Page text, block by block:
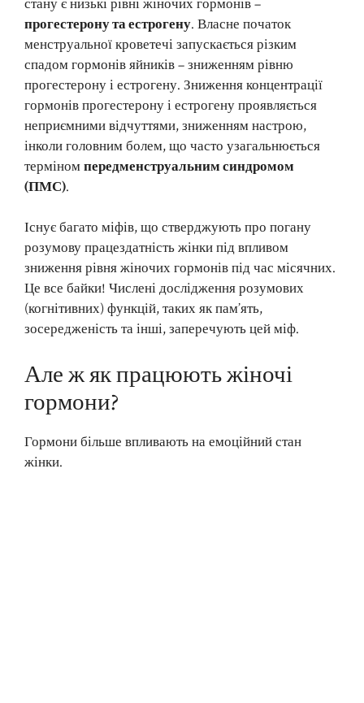
стану є низькі рівні жіночих гормонів –
прогестерону та естрогену. Власне початок
менструальної кроветечі запускається різким
спадом гормонів яйників – зниженням рівню
прогестерону і естрогену. Зниження концентрації
гормонів прогестерону і естрогену проявляється
неприємними відчуттями, зниженням настрою,
інколи головним болем, що часто узагальнюється
терміномпередменструальним синдромом
(ПМС).
Існує багато міфів, що стверджують про погану
розумову працездатність жінки під впливом
зниження рівня жіночих гормонів під час місячних.
Це все байки! Числені дослідження розумових
(когнітивних) функцій, таких як пам’ять,
зосередженість та інші, заперечують цей міф.
Але ж як працюють жіночі
гормони?
Гормони більше впливають на емоційний стан
жінки.